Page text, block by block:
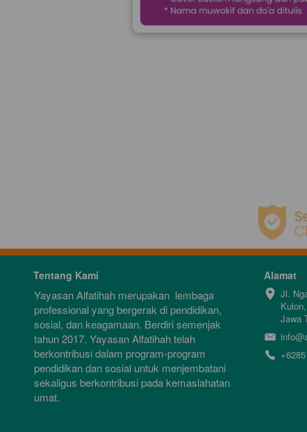
Tentang Kami
Yayasan Alfatihah merupakan  lembaga
professional yang bergerak di pendidikan,
sosial, dan keagamaan. Berdiri semenjak
tahun 2017. Yayasan Alfatihah telah
berkontribusi dalam program-program
pendidikan dan sosial untuk menjembatani
sekaligus berkontribusi pada kemaslahatan
umat.
Alamat
Jl.
Jawa